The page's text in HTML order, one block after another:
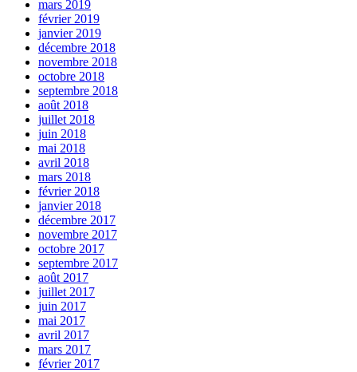
mars 2019
février 2019
janvier 2019
décembre 2018
novembre 2018
octobre 2018
septembre 2018
août 2018
juillet 2018
juin 2018
mai 2018
avril 2018
mars 2018
février 2018
janvier 2018
décembre 2017
novembre 2017
octobre 2017
septembre 2017
août 2017
juillet 2017
juin 2017
mai 2017
avril 2017
mars 2017
février 2017